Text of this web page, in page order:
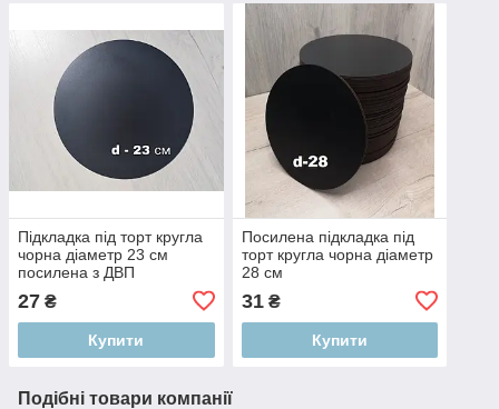
Підкладка під торт кругла
чорна діаметр 23 см
посилена з ДВП
27 ₴
Купити
Посилена підкладка під
торт кругла чорна діаметр
28 см
31₴
Купити
Подібні товари компанії